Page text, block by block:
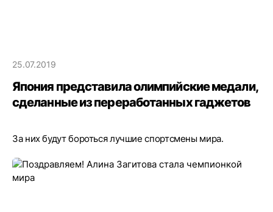
25.07.2019
Япония представила олимпийские медали,
сделанные из переработанных гаджетов
За них будут бороться лучшие спортсмены мира.